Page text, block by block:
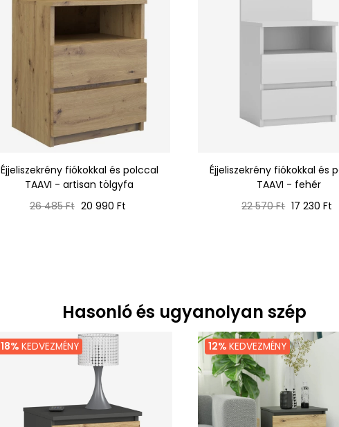
Éjjeliszekrény fiókokkal és polccal
TAAVI - artisan tölgyfa
Normál
26 485 Ft Ár
20 990 Ft
Éjjeliszekrény fiókokkal és
TAAVI - fehér
Normál
22 570 Ft Ár
17 230 Ft
Hasonló és ugyanolyan szép
18% KEDVEZMÉNY 12% KEDVEZMÉNY